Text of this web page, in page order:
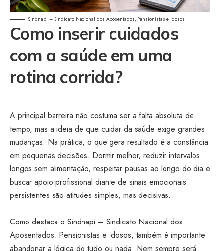
Sindnapi – Sindicato Nacional dos Aposentados, Pensionistas e Idosos
Como inserir cuidados
com a saúde em uma
rotina corrida?
A principal barreira não costuma ser a falta absoluta de
tempo, mas a ideia de que cuidar da saúde exige grandes
mudanças. Na prática, o que gera resultado é a constância
em pequenas decisões. Dormir melhor, reduzir intervalos
longos sem alimentação, respeitar pausas ao longo do dia e
buscar apoio profissional diante de sinais emocionais
persistentes são atitudes simples, mas decisivas.
Como destaca o Sindnapi – Sindicato Nacional dos
Aposentados, Pensionistas e Idosos, também é importante
abandonar a lógica do tudo ou nada. Nem sempre será